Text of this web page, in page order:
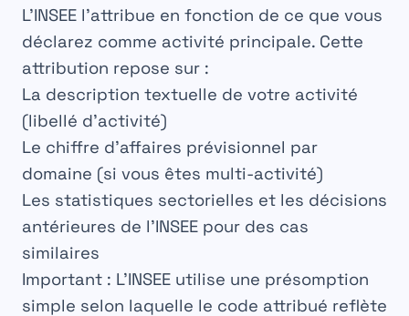
L’INSEE l’attribue en fonction de ce que vous
déclarez comme activité principale. Cette
attribution repose sur :
La description textuelle de votre activité
(libellé d’activité)
Le chiffre d’affaires prévisionnel par
domaine (si vous êtes multi-activité)
Les statistiques sectorielles et les décisions
antérieures de l’INSEE pour des cas
similaires
Important : L’INSEE utilise une présomption
simple selon laquelle le code attribué reflète